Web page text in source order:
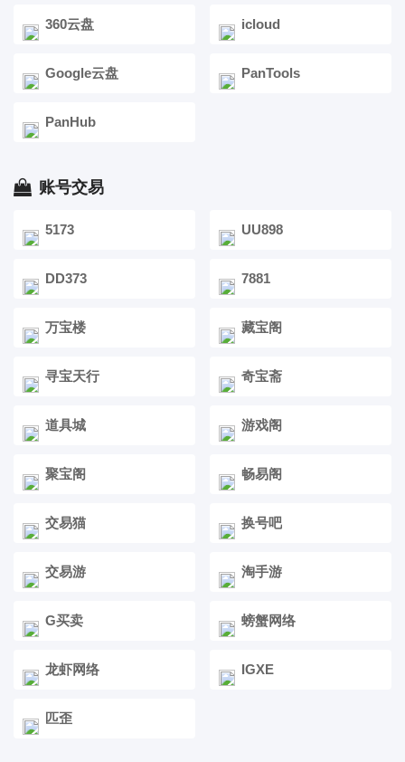
360云盘 icloud
Google云盘 PanTools
PanHub
账号交易
5173 UU898
DD373 7881
万宝楼 藏宝阁
寻宝天行 奇宝斋
道具城 游戏阁
聚宝阁 畅易阁
交易猫 换号吧
交易游 淘手游
G买卖 螃蟹网络
龙虾网络 IGXE
匹歪